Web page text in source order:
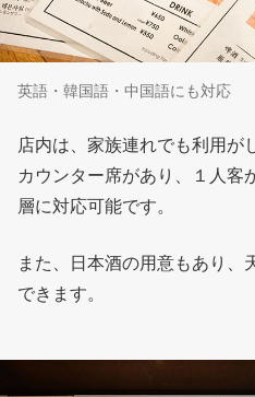
英語・韓国語・中国語にも対応
店内は、家族連れでも利用が
カウンター席があり、１人客
層に対応可能です。
また、日本酒の用意もあり、
できます。